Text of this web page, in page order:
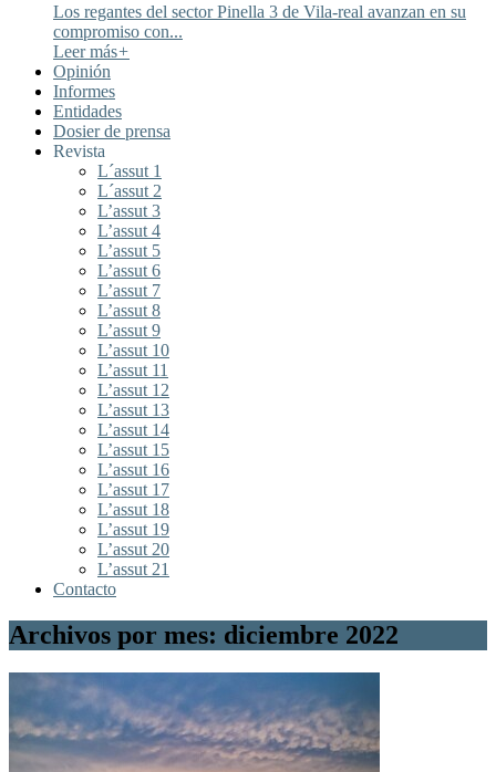
Los regantes del sector Pinella 3 de Vila-real avanzan en su
compromiso con...
Leer más+
Opinión
Informes
Entidades
Dosier de prensa
Revista
L´assut 1
L´assut 2
L’assut 3
L’assut 4
L’assut 5
L’assut 6
L’assut 7
L’assut 8
L’assut 9
L’assut 10
L’assut 11
L’assut 12
L’assut 13
L’assut 14
L’assut 15
L’assut 16
L’assut 17
L’assut 18
L’assut 19
L’assut 20
L’assut 21
Contacto
Archivos por mes: diciembre 2022